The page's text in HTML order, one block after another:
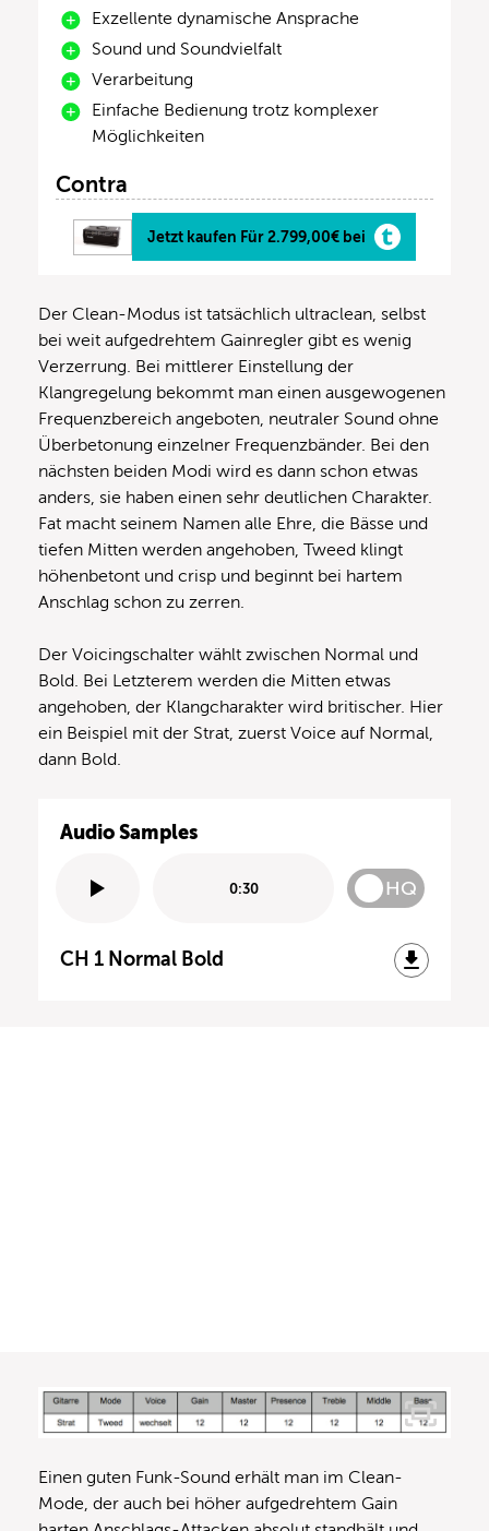
Exzellente dynamische Ansprache
Sound und Soundvielfalt
Verarbeitung
Einfache Bedienung trotz komplexer
Möglichkeiten
Contra
Jetzt kaufen Für 2.799,00€ bei
Der Clean-Modus ist tatsächlich ultraclean, selbst
bei weit aufgedrehtem Gainregler gibt es wenig
Verzerrung. Bei mittlerer Einstellung der
Klangregelung bekommt man einen ausgewogenen
Frequenzbereich angeboten, neutraler Sound ohne
Überbetonung einzelner Frequenzbänder. Bei den
nächsten beiden Modi wird es dann schon etwas
anders, sie haben einen sehr deutlichen Charakter.
Fat macht seinem Namen alle Ehre, die Bässe und
tiefen Mitten werden angehoben, Tweed klingt
höhenbetont und crisp und beginnt bei hartem
Anschlag schon zu zerren.
Der Voicingschalter wählt zwischen Normal und
Bold. Bei Letzterem werden die Mitten etwas
angehoben, der Klangcharakter wird britischer. Hier
ein Beispiel mit der Strat, zuerst Voice auf Normal,
dann Bold.
Audio Samples
0:30 HQ
CH 1 Normal Bold
Einen guten Funk-Sound erhält man im Clean-
Mode, der auch bei höher aufgedrehtem Gain